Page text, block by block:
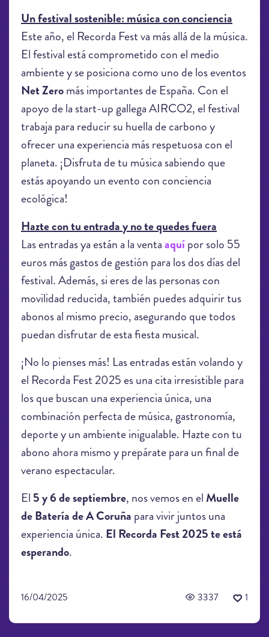
Un festival sostenible: música con conciencia
Este año, el Recorda Fest va más allá de la música.
El festival está comprometido con el medio
ambiente y se posiciona como uno de los eventos
Net Zeromás importantes de España. Con el
apoyo de la start-up gallega AIRCO2, el festival
trabaja para reducir su huella de carbono y
ofrecer una experiencia más respetuosa con el
planeta. ¡Disfruta de tu música sabiendo que
estás apoyando un evento con conciencia
ecológica!
Hazte con tu entrada y no te quedes fuera
Las entradas ya están a la ventaaquípor solo 55
euros más gastos de gestión para los dos días del
festival. Además, si eres de las personas con
movilidad reducida, también puedes adquirir tus
abonos al mismo precio, asegurando que todos
puedan disfrutar de esta fiesta musical.
¡No lo pienses más! Las entradas están volando y
el Recorda Fest 2025 es una cita irresistible para
los que buscan una experiencia única, una
combinación perfecta de música, gastronomía,
deporte y un ambiente inigualable. Hazte con tu
abono ahora mismo y prepárate para un final de
verano espectacular.
El 5 y 6 de septiembre, nos vemos en el Muelle
de Batería de A Coruña para vivir juntos una
experiencia única. El Recorda Fest 2025 te está
esperando.
16/04/2025 3337 1